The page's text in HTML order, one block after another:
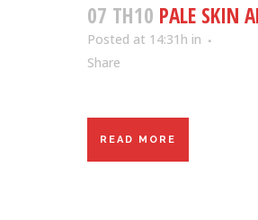
07 TH10 PALE SKIN
Posted at 14:31h in
Share
READ MORE